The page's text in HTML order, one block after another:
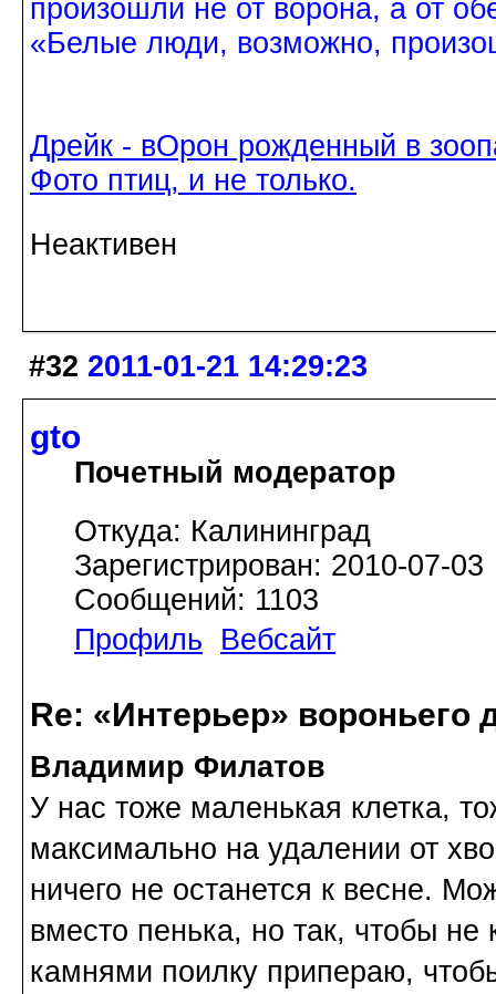
произошли не от ворона, а от
«Белые люди, возможно,
Дрейк - вОрон рожденный в
Фото птиц, и не только.
Неактивен
#32 2011-01-21 14:29:23
gto
Почетный модератор
Откуда: Калининград
Зарегистрирован: 2010-07-03
Сообщений: 1103
Профиль
Вебсайт
Re: «Интерьер» вороньего
Владимир Филатов
У нас тоже маленькая клетка,
максимально на удалении от
ничего не останется к весне.
вместо пенька, но так, чтобы
камнями поилку припераю,